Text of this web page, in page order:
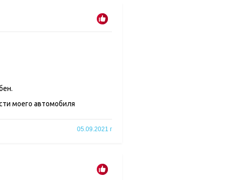
моего автомобиля
05.09.2021 г